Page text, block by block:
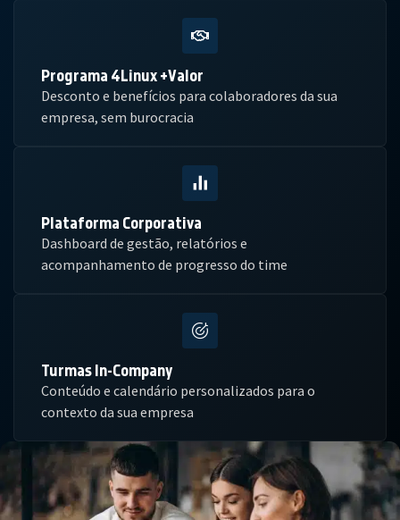
Programa 4Linux +Valor
Desconto e benefícios para colaboradores da sua
empresa, sem burocracia
Plataforma Corporativa
Dashboard de gestão, relatórios e
acompanhamento de progresso do time
Turmas In-Company
Conteúdo e calendário personalizados para o
contexto da sua empresa